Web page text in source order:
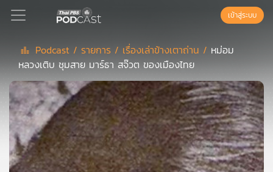
Podcast
เพล
ย์
ลิ
สต์
แนะนำ
เข้าสู่ระบบ
Podcast / รายการ / เรื่องเล่าข้างเตาถ่าน / หม่อม
หลวงเติบ ชุมสาย มาร์ธา สจ๊วต ของเมืองไทย